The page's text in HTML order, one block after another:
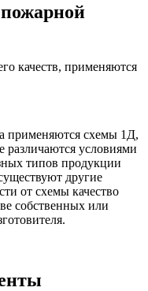
качеств, применяются
применяются схемы 1Д,
условиями
типов продукции
другие
от схемы качество
собственных или